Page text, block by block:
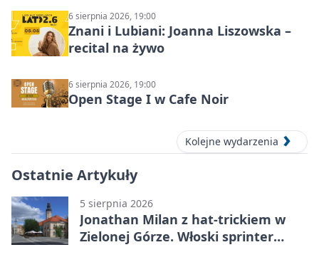
6 sierpnia 2026, 19:00
Znani i Lubiani: Joanna Liszowska –
recital na żywo
6 sierpnia 2026, 19:00
Open Stage I w Cafe Noir
Kolejne wydarzenia
Ostatnie Artykuły
5 sierpnia 2026
Jonathan Milan z hat-trickiem w
Zielonej Górze. Włoski sprinter